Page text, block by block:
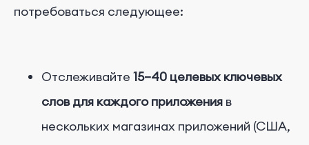
потребоваться следующее:
Отслеживайте 15–40 целевых ключевых
слов для каждого приложения в
нескольких магазинах приложений (США,